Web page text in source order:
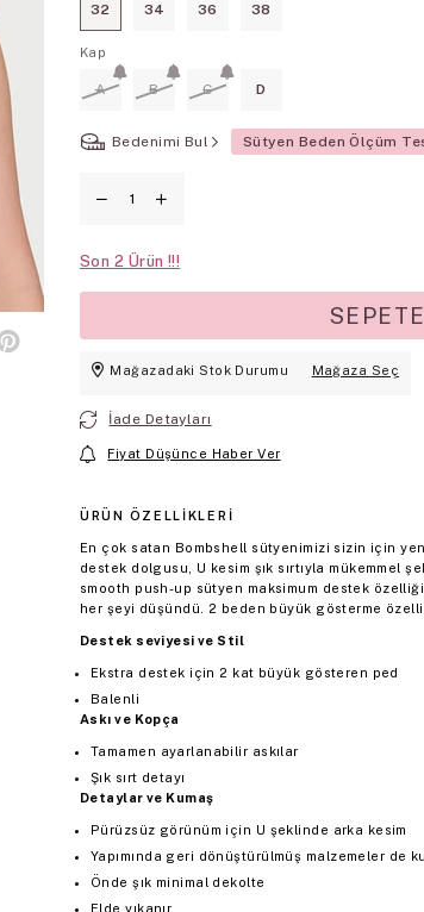
32 34 36 38
Kap
A B C D
Bedenimi Bul Sütyen Beden Ölçüm
Son 2
Mağazadaki Stok Durumu Mağaza Seç
İade Detayları
Fiyat Düşünce Haber Ver
ÜRÜN ÖZELLIKLERI
En çok satan Bombshell sütyenimizi sizin için
destek dolgusu, U kesim şık sırtıyla mükemmel
smooth push-up sütyen maksimum destek
her şeyi düşündü. 2 beden büyük gösterme
Destek seviyesi ve Stil
Ekstra destek için 2 kat büyük gösteren ped
Balenli
Askı ve Kopça
Tamamen ayarlanabilir askılar
Şık sırt detayı
Detaylar ve Kumaş
Pürüzsüz görünüm için U şeklinde arka kesim
Yapımında geri dönüştürülmüş malzemeler de
Önde şık minimal dekolte
Elde yıkanır